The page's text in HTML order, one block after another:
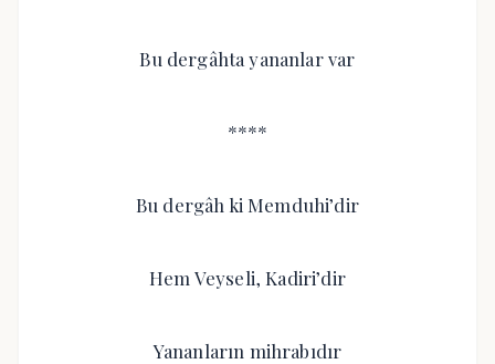
Bu dergâhta yananlar var
****
Bu dergâh ki Memduhi’dir
Hem Veyseli, Kadiri’dir
Yananların mihrabıdır